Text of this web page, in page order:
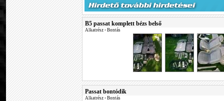
B5 passat komplett bézs belső
Alkatrész • Bontás
Passat bontódik
Alkatrész • Bontás